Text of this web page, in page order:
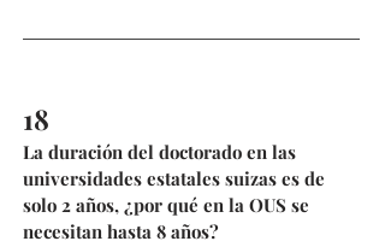
18
La duración del doctorado en las
universidades estatales suizas es de
solo 2 años, ¿por qué en la OUS se
necesitan hasta 8 años?